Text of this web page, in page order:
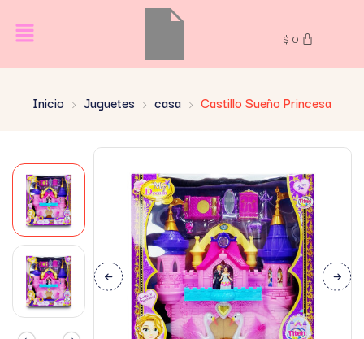
$ 0
Inicio Juguetes casa Castillo Sueño Princesa